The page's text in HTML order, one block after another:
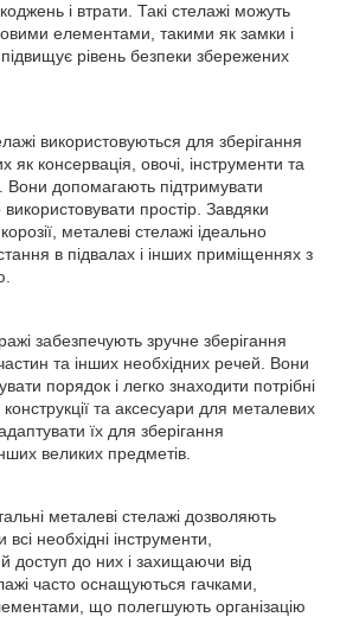
і втрати. Такі стелажі можуть
елементами, такими як замки і
рівень безпеки збережених
використовуються для зберігання
як консервація, овочі, інструменти та
Вони допомагають підтримувати
простір. Завдяки
металеві стелажі ідеально
в підвалах і інших приміщеннях з
забезпечують зручне зберігання
та інших необхідних речей. Вони
порядок і легко знаходити потрібні
та аксесуари для металевих
їх для зберігання
великих предметів.
металеві стелажі дозволяють
всі необхідні інструменти,
доступ до них і захищаючи від
часто оснащуються гачками,
що полегшують організацію